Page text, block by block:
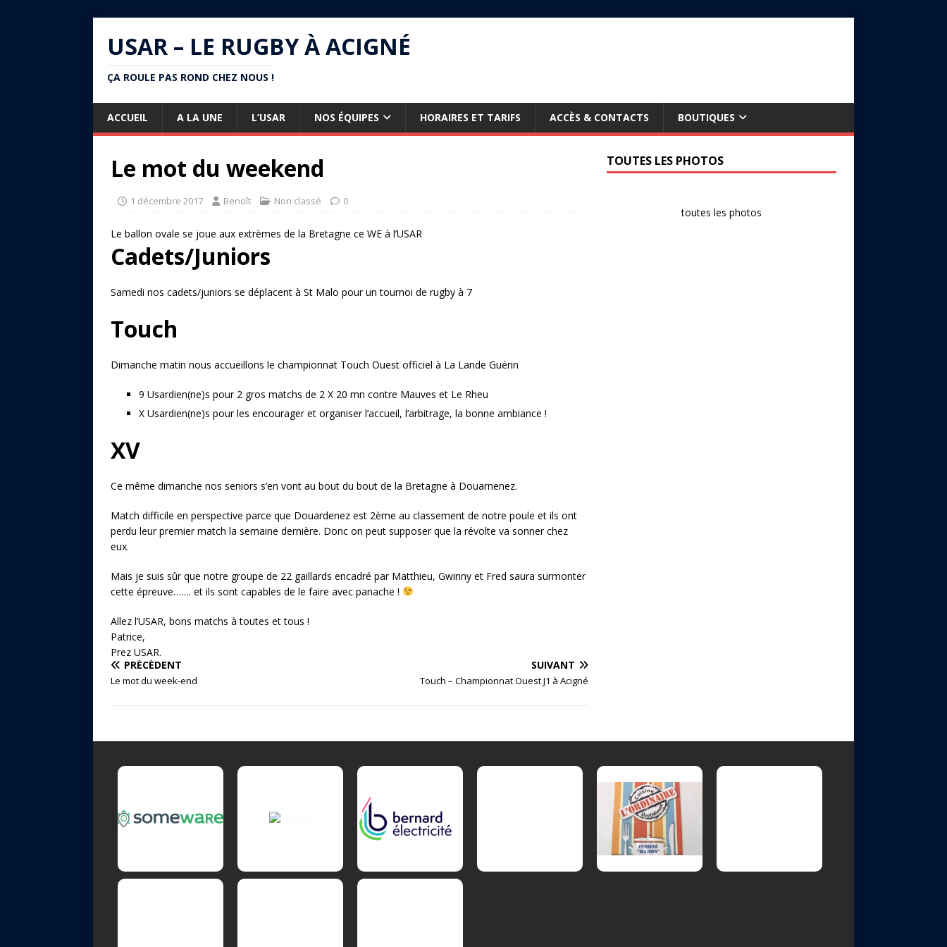
USAR – LE RUGBY À ACIGNÉ
ÇA ROULE PAS ROND CHEZ NOUS !
ACCUEIL A LA UNE L’USAR NOS ÉQUIPES HORAIRES ET TARIFS ACCÈS & CONTACTS BOUTIQUES
Le mot du weekend
1 décembre 2017 Benoît Non classé 0
Le ballon ovale se joue aux extrèmes de la Bretagne ce WE à l’USAR
Cadets/Juniors
Samedi nos cadets/juniors se déplacent à St Malo pour un tournoi de rugby à 7
Touch
Dimanche matin nous accueillons le championnat Touch Ouest officiel à La Lande Guérin
9 Usardien(ne)s pour 2 gros matchs de 2 X 20 mn contre Mauves et Le Rheu
X Usardien(ne)s pour les encourager et organiser l’accueil, l’arbitrage, la bonne ambiance !
XV
Ce même dimanche nos seniors s’en vont au bout du bout de la Bretagne à Douarnenez.
Match difficile en perspective parce que Douardenez est 2ème au classement de notre poule et ils ont
perdu leur premier match la semaine dernière. Donc on peut supposer que la révolte va sonner chez
eux.
Mais je suis sûr que notre groupe de 22 gaillards encadré par Matthieu, Gwinny et Fred saura surmonter
cette épreuve……. et ils sont capables de le faire avec panache !
Allez l’USAR, bons matchs à toutes et tous !
Patrice,
Prez USAR.
PRÉCÉDENT
Le mot du week-end
SUIVANT
Touch – Championnat Ouest J1 à Acigné
TOUTES LES PHOTOS
toutes les photos